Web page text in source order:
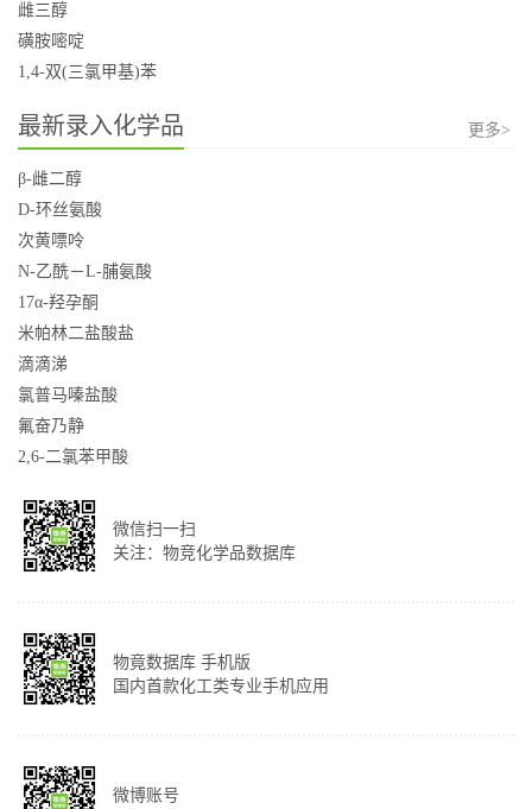
雌三醇
磺胺嘧啶
1,4-双(三氯甲基)苯
最新录入化学品 更多>
β-雌二醇
D-环丝氨酸
次黄嘌呤
N-乙酰－L-脯氨酸
17α-羟孕酮
米帕林二盐酸盐
滴滴涕
氯普马嗪盐酸
氟奋乃静
2,6-二氯苯甲酸
微信扫一扫
关注：物竞化学品数据库
物竟数据库 手机版
国内首款化工类专业手机应用
微博账号